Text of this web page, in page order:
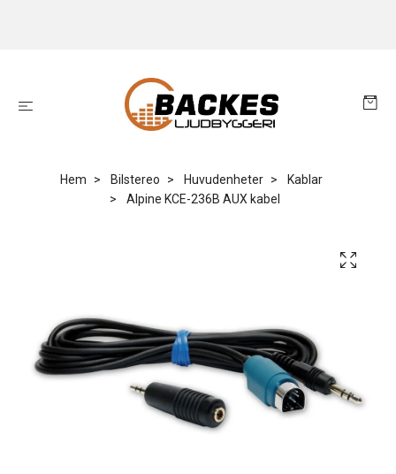
Hem Bilstereo Huvudenheter
Kablar
Alpine KCE-236B AUX kabel